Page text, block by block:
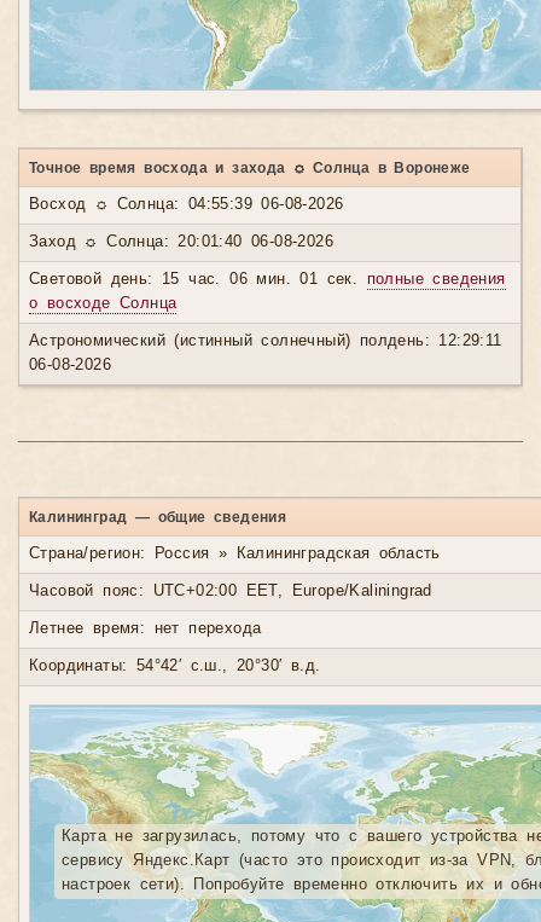
Точное время восхода и захода ☼ Солнца в Воронеже
Восход ☼ Солнца: 04:55:39 06-08-2026
Заход ☼ Солнца: 20:01:40 06-08-2026
Световой день: 15 час. 06 мин. 01 сек. полные сведения
о восходе Солнца
Астрономический (истинный солнечный) полдень: 12:29:11
06-08-2026
Калининград — общие сведения
Страна/регион: Россия » Калининградская область
Часовой пояс: UTC+02:00 EET, Europe/Kaliningrad
Летнее время: нет перехода
Координаты: 54°42′ с.ш., 20°30′ в.д.
Карта не загрузилась, потому что с вашего устройства
сервису Яндекс.Карт (часто это происходит из-за VPN,
настроек сети). Попробуйте временно отключить их и